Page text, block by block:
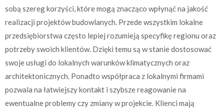
sobą szereg korzyści, które mogą znacząco wpłynąć na jakość
realizacji projektów budowlanych. Przede wszystkim lokalne
przedsiębiorstwa często lepiej rozumieją specyfikę regionu oraz
potrzeby swoich klientów. Dzięki temu są w stanie dostosować
swoje usługi do lokalnych warunków klimatycznych oraz
architektonicznych. Ponadto współpraca z lokalnymi firmami
pozwala na łatwiejszy kontakt i szybsze reagowanie na
ewentualne problemy czy zmiany w projekcie. Klienci mają